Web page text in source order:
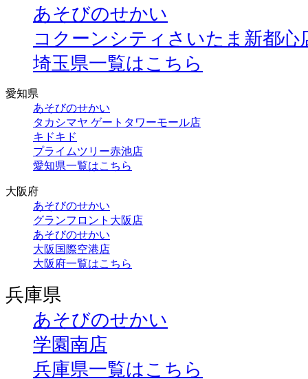
あそびのせかい
コクーンシティさいたま新都心
埼玉県一覧はこちら
愛知県
あそびのせかい
タカシマヤ ゲートタワーモール店
キドキド
プライムツリー赤池店
愛知県一覧はこちら
大阪府
あそびのせかい
グランフロント大阪店
あそびのせかい
大阪国際空港店
大阪府一覧はこちら
兵庫県
あそびのせかい
学園南店
兵庫県一覧はこちら